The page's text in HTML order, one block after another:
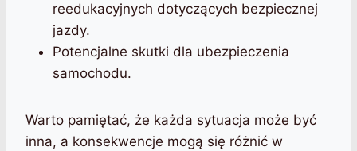
reedukacyjnych dotyczących bezpiecznej
jazdy.
Potencjalne skutki dla ubezpieczenia
samochodu.
Warto pamiętać, że każda sytuacja może być
inna, a konsekwencje mogą się różnić w